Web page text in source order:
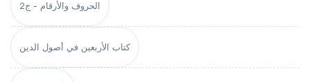
الحروف والأرقام - ج2
كتاب الأربعين في أصول الدين